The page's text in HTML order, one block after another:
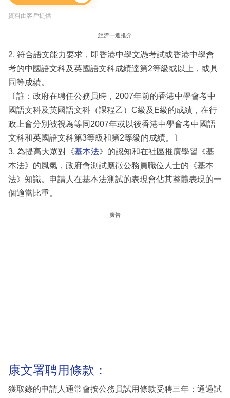
資料由客戶提供
經濟一週推介
2. 符合語文能力要求，即香港中學文憑考試或香港中學會
考的中國語文科及英國語文科成績達第2等級或以上，或具
同等成績。
〔註：政府在聘任公務員時，2007年前的香港中學會考中
國語文科及英國語文科（課程乙）C級及E級的成績，在行
政上會分別被視為等同2007年或以後香港中學會考中國語
文科和英國語文科第3等級和第2等級的成績。〕
3. 為提高大眾對《基本法》的認知和在社區推廣學習《基
本法》的風氣，政府會測試應徵公務員職位人士的《基本
法》知識。申請人在基本法測試的表現會佔其整體表現的一
個適當比重。
廣告
康文署聘用條款：
獲取錄的申請人通常會按公務員試用條款受聘三年；通過試